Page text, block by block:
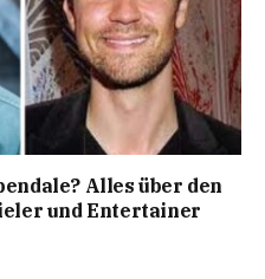
Alles über den
und Entertainer